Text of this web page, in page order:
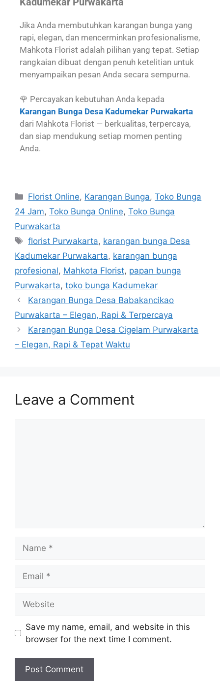
Jika Anda membutuhkan karangan bunga yang
rapi, elegan, dan mencerminkan profesionalisme,
Mahkota Florist adalah pilihan yang tepat. Setiap
rangkaian dibuat dengan penuh ketelitian untuk
menyampaikan pesan Anda secara sempurna.
🌹 Percayakan kebutuhan Anda kepada
Karangan Bunga Desa Kadumekar Purwakarta
dari Mahkota Florist — berkualitas, terpercaya,
dan siap mendukung setiap momen penting
Anda.
Florist Online, Karangan Bunga,Toko Bunga
24 Jam, Toko Bunga Online, Toko Bunga
Purwakarta
florist Purwakarta, karangan bunga Desa
Kadumekar Purwakarta, karangan bunga
profesional, Mahkota Florist, papan bunga
Purwakarta, toko bunga Kadumekar
Karangan Bunga Desa Babakancikao
Purwakarta – Elegan, Rapi & Terpercaya
Karangan Bunga Desa Cigelam Purwakarta
– Elegan, Rapi & Tepat Waktu
Leave a Comment
Save my name, email, and website in this
browser for the next time I comment.